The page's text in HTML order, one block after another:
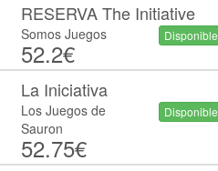
RESERVA The Initiative
Somos Juegos
52.2€
Disponible
La Iniciativa
Los Juegos de
Sauron
52.75€
Disponible